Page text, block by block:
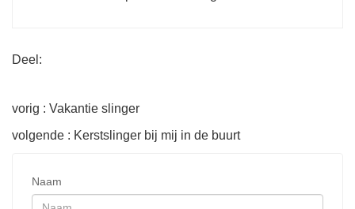
Deel:
vorig : Vakantie slinger
volgende : Kerstslinger bij mij in de buurt
Naam